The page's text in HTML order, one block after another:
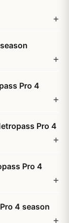
Pro 4
Pro 4
Pro 4
4 season